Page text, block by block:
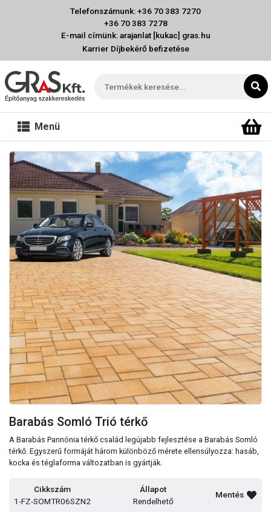
Telefonszámunk: +36 70 383 7270
+36 70 383 7278
E-mail címünk: arajanlat [kukac] gras.hu
Karrier Díjbekérő befizetése
Menü
Barabás Somló Trió térkő
A Barabás Pannónia térkő család legújabb fejlesztése a Barabás Somló
térkő. Egyszerű formáját három különböző mérete ellensúlyozza: hasáb,
kocka és téglaforma változatban is gyártják.
Cikkszám
1-FZ-SOMTR06SZN2
Állapot
Rendelhető
Mentés